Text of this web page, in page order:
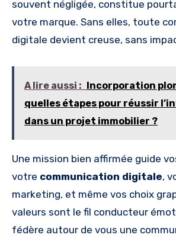
souvent négligée, constitue
votre marque. Sans elles, toute
digitale devient creuse, sans
A lire aussi :
Incorporation
quelles étapes pour réussir
dans un projet immobilier ?
Une mission bien affirmée guide
votre communication digitale,
marketing, et même vos choix
valeurs sont le fil conducteur
fédère autour de vous une